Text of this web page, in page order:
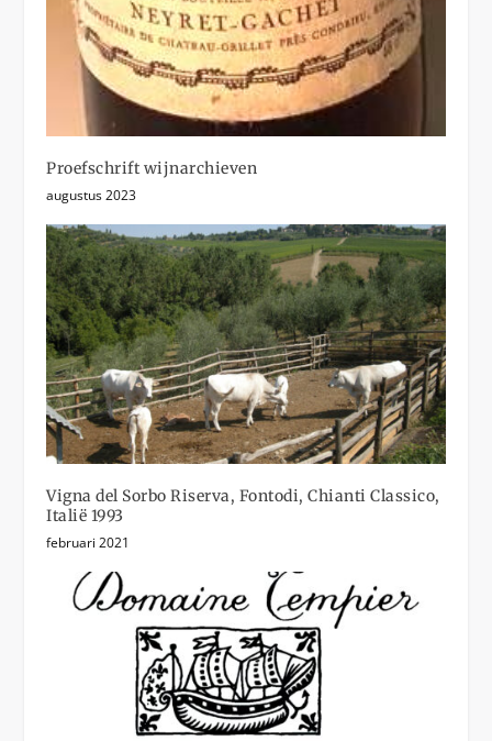
Proefschrift wijnarchieven
augustus 2023
Vigna del Sorbo Riserva, Fontodi, Chianti Classico,
Italië 1993
februari 2021